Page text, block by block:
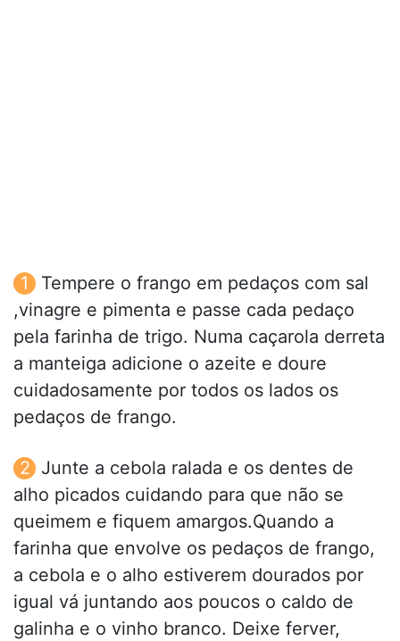
Tempere o frango em pedaços com sal
,vinagre e pimenta e passe cada pedaço
pela farinha de trigo. Numa caçarola derreta
a manteiga adicione o azeite e doure
cuidadosamente por todos os lados os
pedaços de frango.
Junte a cebola ralada e os dentes de
alho picados cuidando para que não se
queimem e fiquem amargos.Quando a
farinha que envolve os pedaços de frango,
a cebola e o alho estiverem dourados por
igual vá juntando aos poucos o caldo de
galinha e o vinho branco. Deixe ferver,